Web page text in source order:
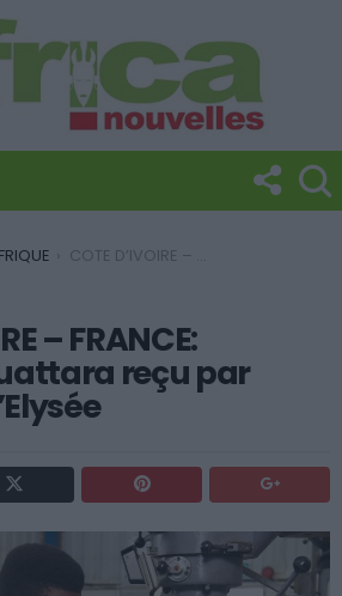
COTE D’IVOIRE – FRANCE: Alassane Ouattara reçu par Hollande à l’Elysée
– FRANCE:
reçu par